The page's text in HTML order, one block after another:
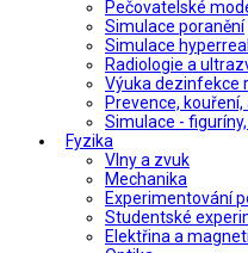
Pečovatelské
Simulace poranění
Simulace
Radiologie a
Výuka dezinfekce
Prevence, kouření,
Simulace -
Fyzika
Vlny a zvuk
Mechanika
Experimentování
Studentské
Elektřina a